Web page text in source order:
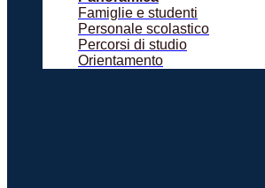
Famiglie e studenti
Personale scolastico
Percorsi di studio
Orientamento